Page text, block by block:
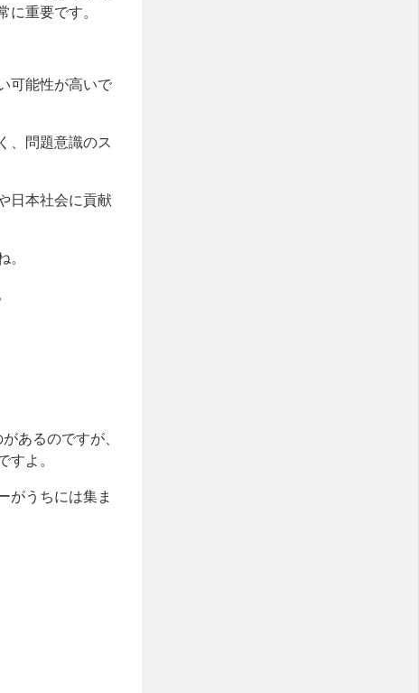
重要です。
可能性が高いで
、問題意識のス
日本社会に貢献
あるのですが、
よ。
がうちには集ま